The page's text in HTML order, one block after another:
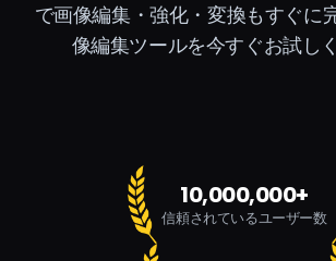
で画像編集・強化・変換もすぐに
像編集ツールを今すぐお試し
10,000,000+
信頼されているユーザー数